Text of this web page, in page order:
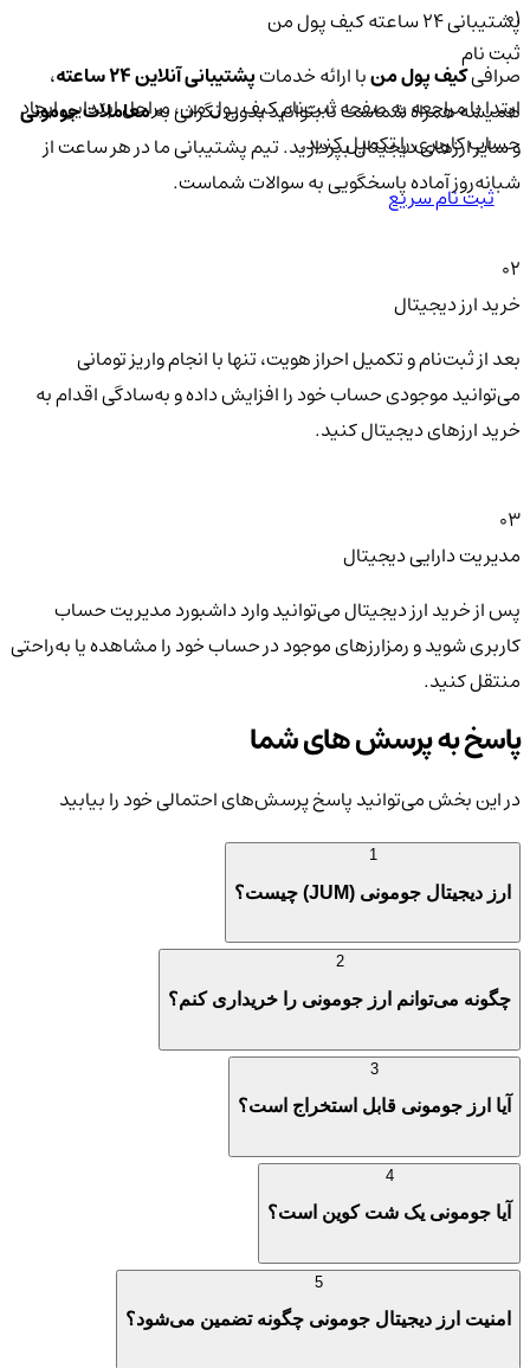
پشتیبانی ۲۴ ساعته کیف پول من
صرافیکیف پول منبا ارائه خدماتپشتیبانی آنلاین ۲۴ ساعته
،
همیشه همراه شماست تا بتوانید بدون نگرانی بهمعاملات جومونی
و سایر ارزهای دیجیتال بپردازید. تیم پشتیبانی ما در هر ساعت از
شبانه‌روز آماده پاسخگویی به سوالات شماست.
01
ثبت نام
ابتدا با مراجعه به صفحه ثبت‌نام کیف‌ پول من، مراحل ابتدایی ایجاد
حساب کاربری را تکمیل کنید.
ثبت نام سریع
02
خرید ارز دیجیتال
بعد از ثبت‌نام و تکمیل احراز هویت، تنها با انجام واریز تومانی
می‌توانید موجودی حساب خود را افزایش داده و به‌سادگی اقدام به
خرید ارزهای دیجیتال کنید.
03
مدیریت دارایی دیجیتال
پس از خرید ارز دیجیتال می‌توانید وارد داشبورد مدیریت حساب
کاربری شوید و رمزارزهای موجود در حساب خود را مشاهده یا به‌راحتی
منتقل کنید.
پاسخ به پرسش های شما
در این بخش می‌توانید پاسخ پرسش‌های احتمالی خود را بیابید
ارز دیجیتال جومونی (JUM) چیست؟
چگونه می‌توانم ارز جومونی را خریداری کنم؟
آیا ارز جومونی قابل استخراج است؟
آیا جومونی یک شت کوین است؟
امنیت ارز دیجیتال جومونی چگونه تضمین می‌شود؟